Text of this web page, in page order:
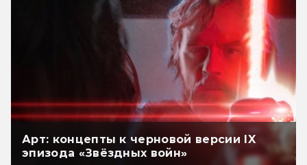
Арт: концепты к черновой версии IX
эпизода «Звёздных войн»